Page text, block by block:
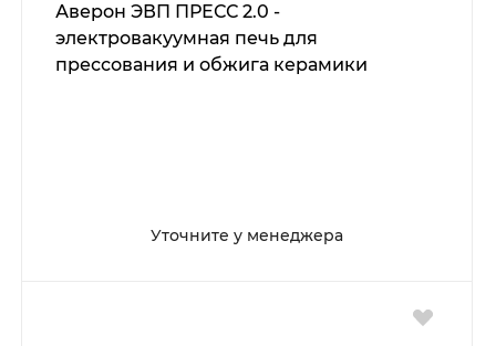
Аверон ЭВП ПРЕСС 2.0 -
электровакуумная печь для
прессования и обжига керамики
Уточните у менеджера